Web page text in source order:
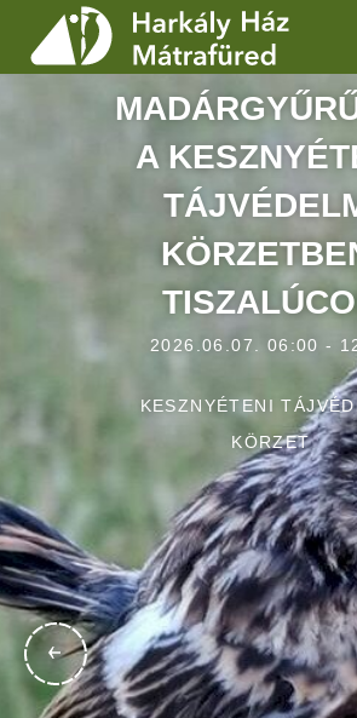
SZOLGÁLTATÁSOK
PROGRAMOK
ÁRAK, NYITVATARTÁS
A
2026.06.07. 06:00 -
KESZNYÉTENI
KÖRZET